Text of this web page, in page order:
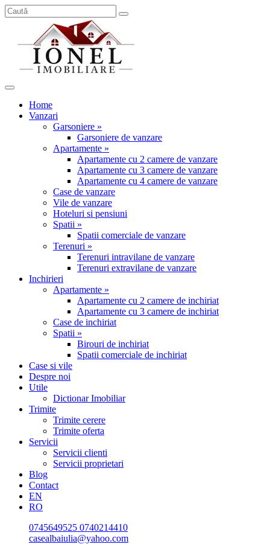
Home
Vanzari
Garsoniere »
Garsoniere de vanzare
Apartamente »
Apartamente cu 2 camere de vanzare
Apartamente cu 3 camere de vanzare
Apartamente cu 4 camere de vanzare
Case de vanzare
Vile de vanzare
Hoteluri si pensiuni
Spatii »
Spatii comerciale de vanzare
Terenuri »
Terenuri intravilane de vanzare
Terenuri extravilane de vanzare
Inchirieri
Apartamente »
Apartamente cu 2 camere de inchiriat
Apartamente cu 3 camere de inchiriat
Case de inchiriat
Spatii »
Birouri de inchiriat
Spatii comerciale de inchiriat
Case si vile
Despre noi
Utile
Dictionar Imobiliar
Trimite
Trimite cerere
Trimite oferta
Servicii
Servicii clienti
Servicii proprietari
Blog
Contact
EN
RO
0745649525 0740214410
casealbaiulia@yahoo.com